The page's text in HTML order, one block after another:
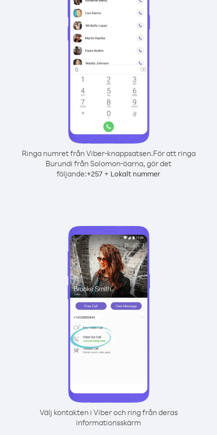
Ringa numret från Viber-knappsatsen.För att ringa
Burundi från Solomon-öarna, gör det
följande:+257 + Lokalt nummer
Välj kontakten i Viber och ring från deras
informationsskärm